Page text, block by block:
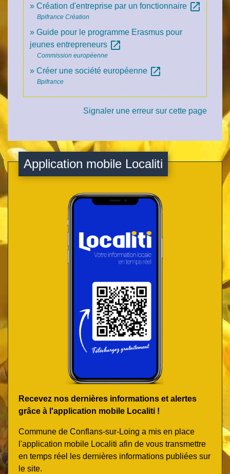
Création d'entreprise par un fonctionnaire open_in_new
Bpifrance Création
Guide pour le programme Erasmus pour
jeunes entrepreneurs open_in_new
Commission européenne
Créer une société européenne open_in_new
Bpifrance
Signaler une erreur sur cette page
Application mobile Localiti
Recevez nos dernières informations et alertes
grâce à l'application mobile Localiti !
Commune de Conflans-sur-Loing a mis en place
l'application mobile Localiti afin de vous transmettre
en temps réel les dernières informations publiées sur
le site.